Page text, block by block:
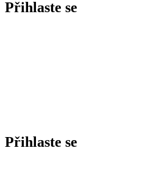
Přihlaste se
Přihlaste se